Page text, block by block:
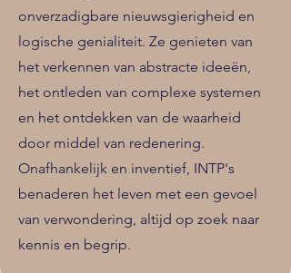
onverzadigbare nieuwsgierigheid en
logische genialiteit. Ze genieten van
het verkennen van abstracte ideeën,
het ontleden van complexe systemen
en het ontdekken van de waarheid
door middel van redenering.
Onafhankelijk en inventief, INTP's
benaderen het leven met een gevoel
van verwondering, altijd op zoek naar
kennis en begrip.